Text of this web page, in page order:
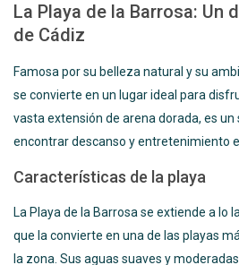
La Playa de la Barrosa: Un
de Cádiz
Famosa por su belleza natural y su
se convierte en un lugar ideal para
vasta extensión de arena dorada, es un
encontrar descanso y entretenimiento
Características de la playa
La Playa de la Barrosa se extiende a lo
que la convierte en una de las playas
la zona. Sus aguas suaves y